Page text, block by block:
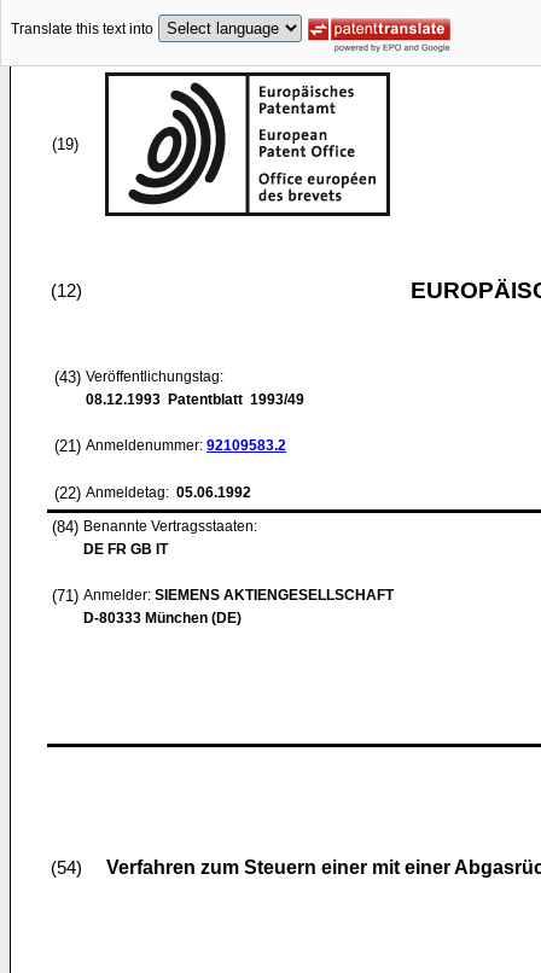
Translate this text into
(19)
(12)
(43) Veröffentlichungstag:
08.12.1993 Patentblatt 1993/49
(21) Anmeldenummer: 92109583.2
(22) Anmeldetag: 05.06.1992
(84) Benannte Vertragsstaaten:
DE FR GB IT
(71) Anmelder: SIEMENS AKTIENGESELLSCHAFT
D-80333 München (DE)
(54) Verfahren zum Steuern einer mit einer